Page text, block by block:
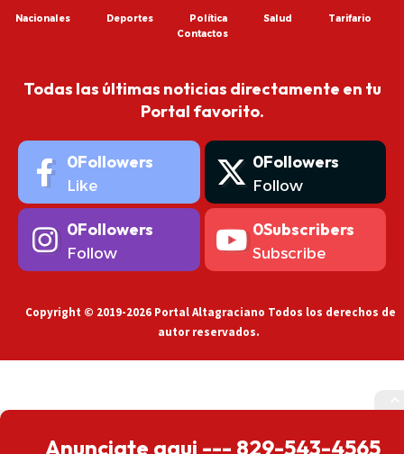
Nacionales Deportes Política Salud
Tarifario
Contactos
Todas las últimas noticias directamente en tu
Portal favorito.
0Followers
Like
0Followers
Follow
0Followers
Follow
0Subscribers
Subscribe
Copyright © 2019-2026 Portal Altagraciano Todos los derechos de
autor reservados.
Anunciate aqui --- 829-543-4565